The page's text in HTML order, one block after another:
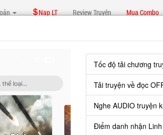
Nạp LT Review Truyện Mua Combo
Báo lỗi, nhờ hỗ trợ, yêu cầu cập
NGẠO THẾ ĐAN
Chương 169: Thần giáp tới
Tốc độ tải chương
Tải truyện về đọc
Nghe AUDIO truyện
Điểm danh nhận